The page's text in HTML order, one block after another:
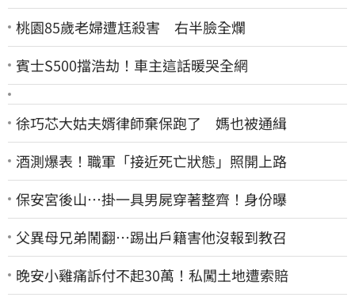
桃園85歲老婦遭尪殺害 右半臉全爛
賓士S500擋浩劫！車主這話暖哭全網
徐巧芯大姑夫婿律師棄保跑了 媽也被通緝
酒測爆表！職軍「接近死亡狀態」照開上路
保安宮後山…掛一具男屍穿著整齊！身份曝
父異母兄弟鬧翻…踢出戶籍害他沒報到教召
晚安小雞痛訴付不起30萬！私闖土地遭索賠